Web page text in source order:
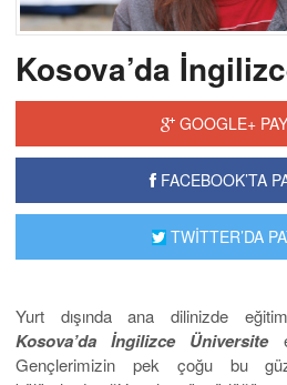
Kosova’da
GOOGLE+
FACEBOOK’TA
TWİTTER’DA
Yurt dışında ana dilinizde
Kosova’da İngilizce Üniversite
Gençlerimizin pek çoğu bu